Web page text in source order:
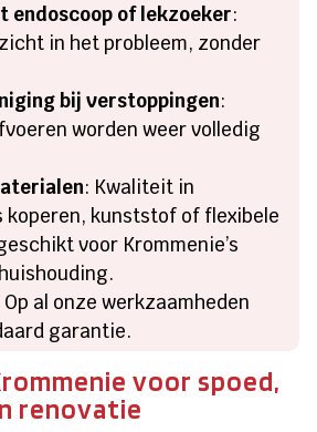
endoscoop of lekzoeker:
in het probleem, zonder
bij verstoppingen:
worden weer volledig
: Kwaliteit in
koperen, kunststof of flexibele
voor Krommenie’s
Op al onze werkzaamheden
garantie.
voor spoed,
renovatie